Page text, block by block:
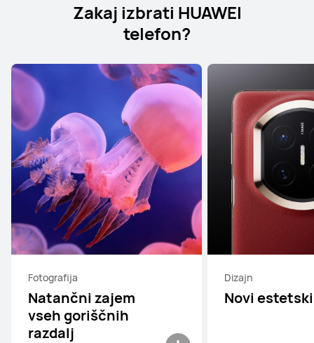
Zakaj izbrati HUAWEI
telefon?
Fotografija
Natančni zajem
vseh goriščnih
razdalj
Dizajn
Novi